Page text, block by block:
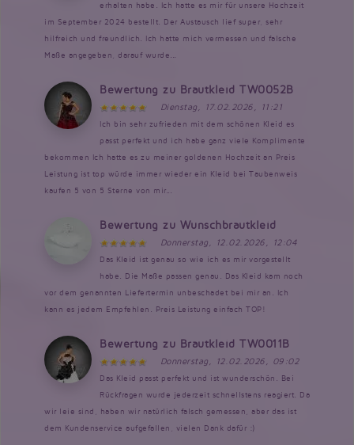
erhalten habe. Ich hatte es mir für unsere Hochzeit
im September 2024 bestellt. Der Austausch lief super, sehr
hilfreich und freundlich. Ich hatte mich vermessen und falsche
Maße angegeben, darauf wurde...
Bewertung zu Brautkleid TW0052B
Dienstag, 17.02.2026, 11:21
Ich bin sehr zufrieden mit dem schönen Kleid es
passt perfekt und ich habe ganz viele Komplimente
bekommen Ich hatte es zu meiner goldenen Hochzeit an Preis
Leistung ist top würde immer wieder ein Kleid bei Taubenweis
kaufen 5 von 5 Sterne von mir...
Bewertung zu Wunschbrautkleid
Donnerstag, 12.02.2026, 12:04
Das Kleid ist genau so wie ich es mir vorgestellt
habe. Die Maße passen genau. Das Kleid kam noch
vor dem genannten Liefertermin unbeschadet bei mir an. Ich
kann es jedem Empfehlen. Preis Leistung einfach TOP!
Bewertung zu Brautkleid TW0011B
Donnerstag, 12.02.2026, 09:02
Das Kleid passt perfekt und ist wunderschön. Bei
Rückfragen wurde jederzeit schnellstens reagiert. Da
wir leie sind, haben wir natürlich falsch gemessen, aber das ist
dem Kundenservice aufgefallen, vielen Dank dafür :)